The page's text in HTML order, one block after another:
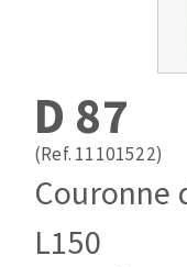
Fers et
Lames de
Disques
Patins
Bandes
Disques
Cales à
D 87
(Ref. 11101522)
Couronne
L150